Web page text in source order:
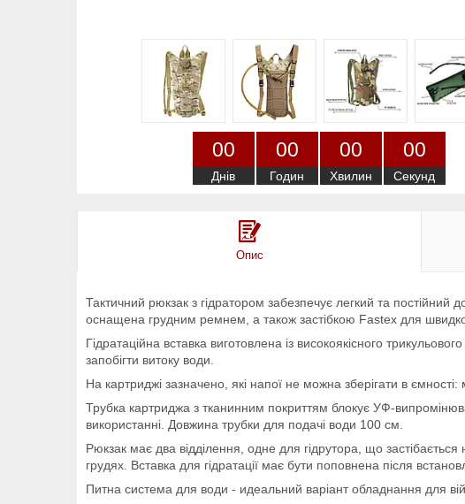
00
Днів
00
Годин
00
Хвилин
00
Секунд
Опис
Тактичний рюкзак з гідратором забезпечує легкий та
оснащена грудним ремнем, а також застібкою Fastex для
Гідратаційна вставка виготовлена із високоякісного
запобігти витоку води.
На картриджі зазначено, які напої не можна зберігати в
Трубка картриджа з тканинним покриттям блокує УФ-
використанні. Довжина трубки для подачі води 100 см.
Рюкзак має два відділення, одне для гідрутора, що
грудях. Вставка для гідратації має бути поповнена після
Питна система для води - идеальний варіант обладнання для